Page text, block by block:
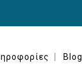
Blog